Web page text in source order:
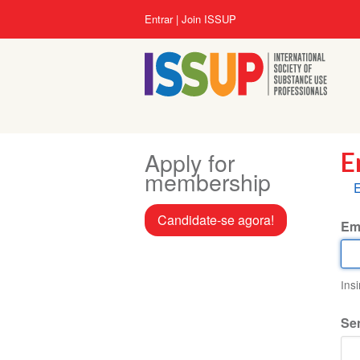
Menu
da
conta
do
usuário
Entrar Join ISSUP
Apply for
membership
Candidate-se agora!